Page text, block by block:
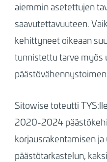
aiemmin asetettujen
saavutettavuuteen.
kehittyneet oikeaan
tunnistettu tarve myös
Sitowise toteutti
2020-2024
korjausrakentamisen
päästötarkastelun,